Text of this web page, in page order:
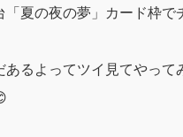
「夏の夜の夢」カード枠で
あるよってツイ見てやって